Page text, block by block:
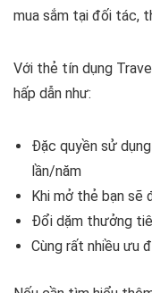
mua sắm tại đối tác,
Với thẻ tín dụng
hấp dẫn như:
Đặc quyền sử
lần/năm
Khi mở thẻ bạn sẽ
Đổi dặm thưởng
Cùng rất nhiều ưu